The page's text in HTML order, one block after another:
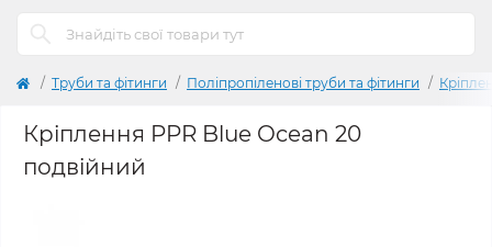
Труби та фітинги Поліпропіленові труби та фітинги
Кріплення PPR Blue Ocean 20
подвійний